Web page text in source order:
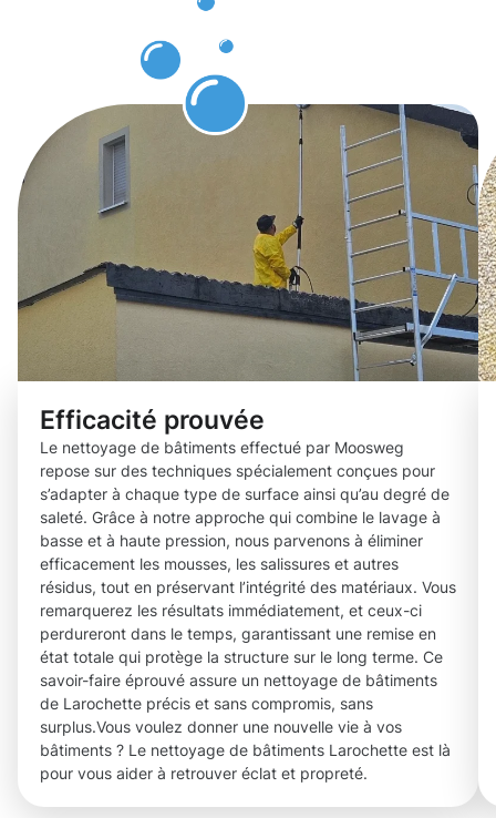
Efficacité prouvée
Le nettoyage de bâtiments effectué par Moosweg
repose sur des techniques spécialement conçues pour
s’adapter à chaque type de surface ainsi qu’au degré de
saleté. Grâce à notre approche qui combine le lavage à
basse et à haute pression, nous parvenons à éliminer
efficacement les mousses, les salissures et autres
résidus, tout en préservant l’intégrité des matériaux. Vous
remarquerez les résultats immédiatement, et ceux-ci
perdureront dans le temps, garantissant une remise en
état totale qui protège la structure sur le long terme. Ce
savoir-faire éprouvé assure un nettoyage de bâtiments
de Larochette précis et sans compromis, sans
surplus.Vous voulez donner une nouvelle vie à vos
bâtiments ? Le nettoyage de bâtiments Larochette est là
pour vous aider à retrouver éclat et propreté.